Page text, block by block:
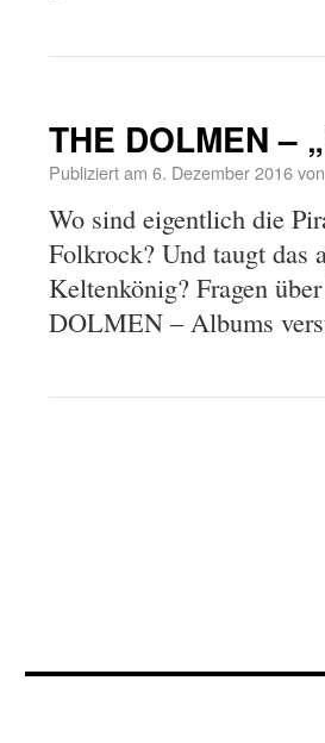
THE DOLMEN –
Publiziert am 6. Dezember 2016von
Wo sind eigentlich die
Folkrock? Und taugt das
Keltenkönig? Fragen
DOLMEN – Albums